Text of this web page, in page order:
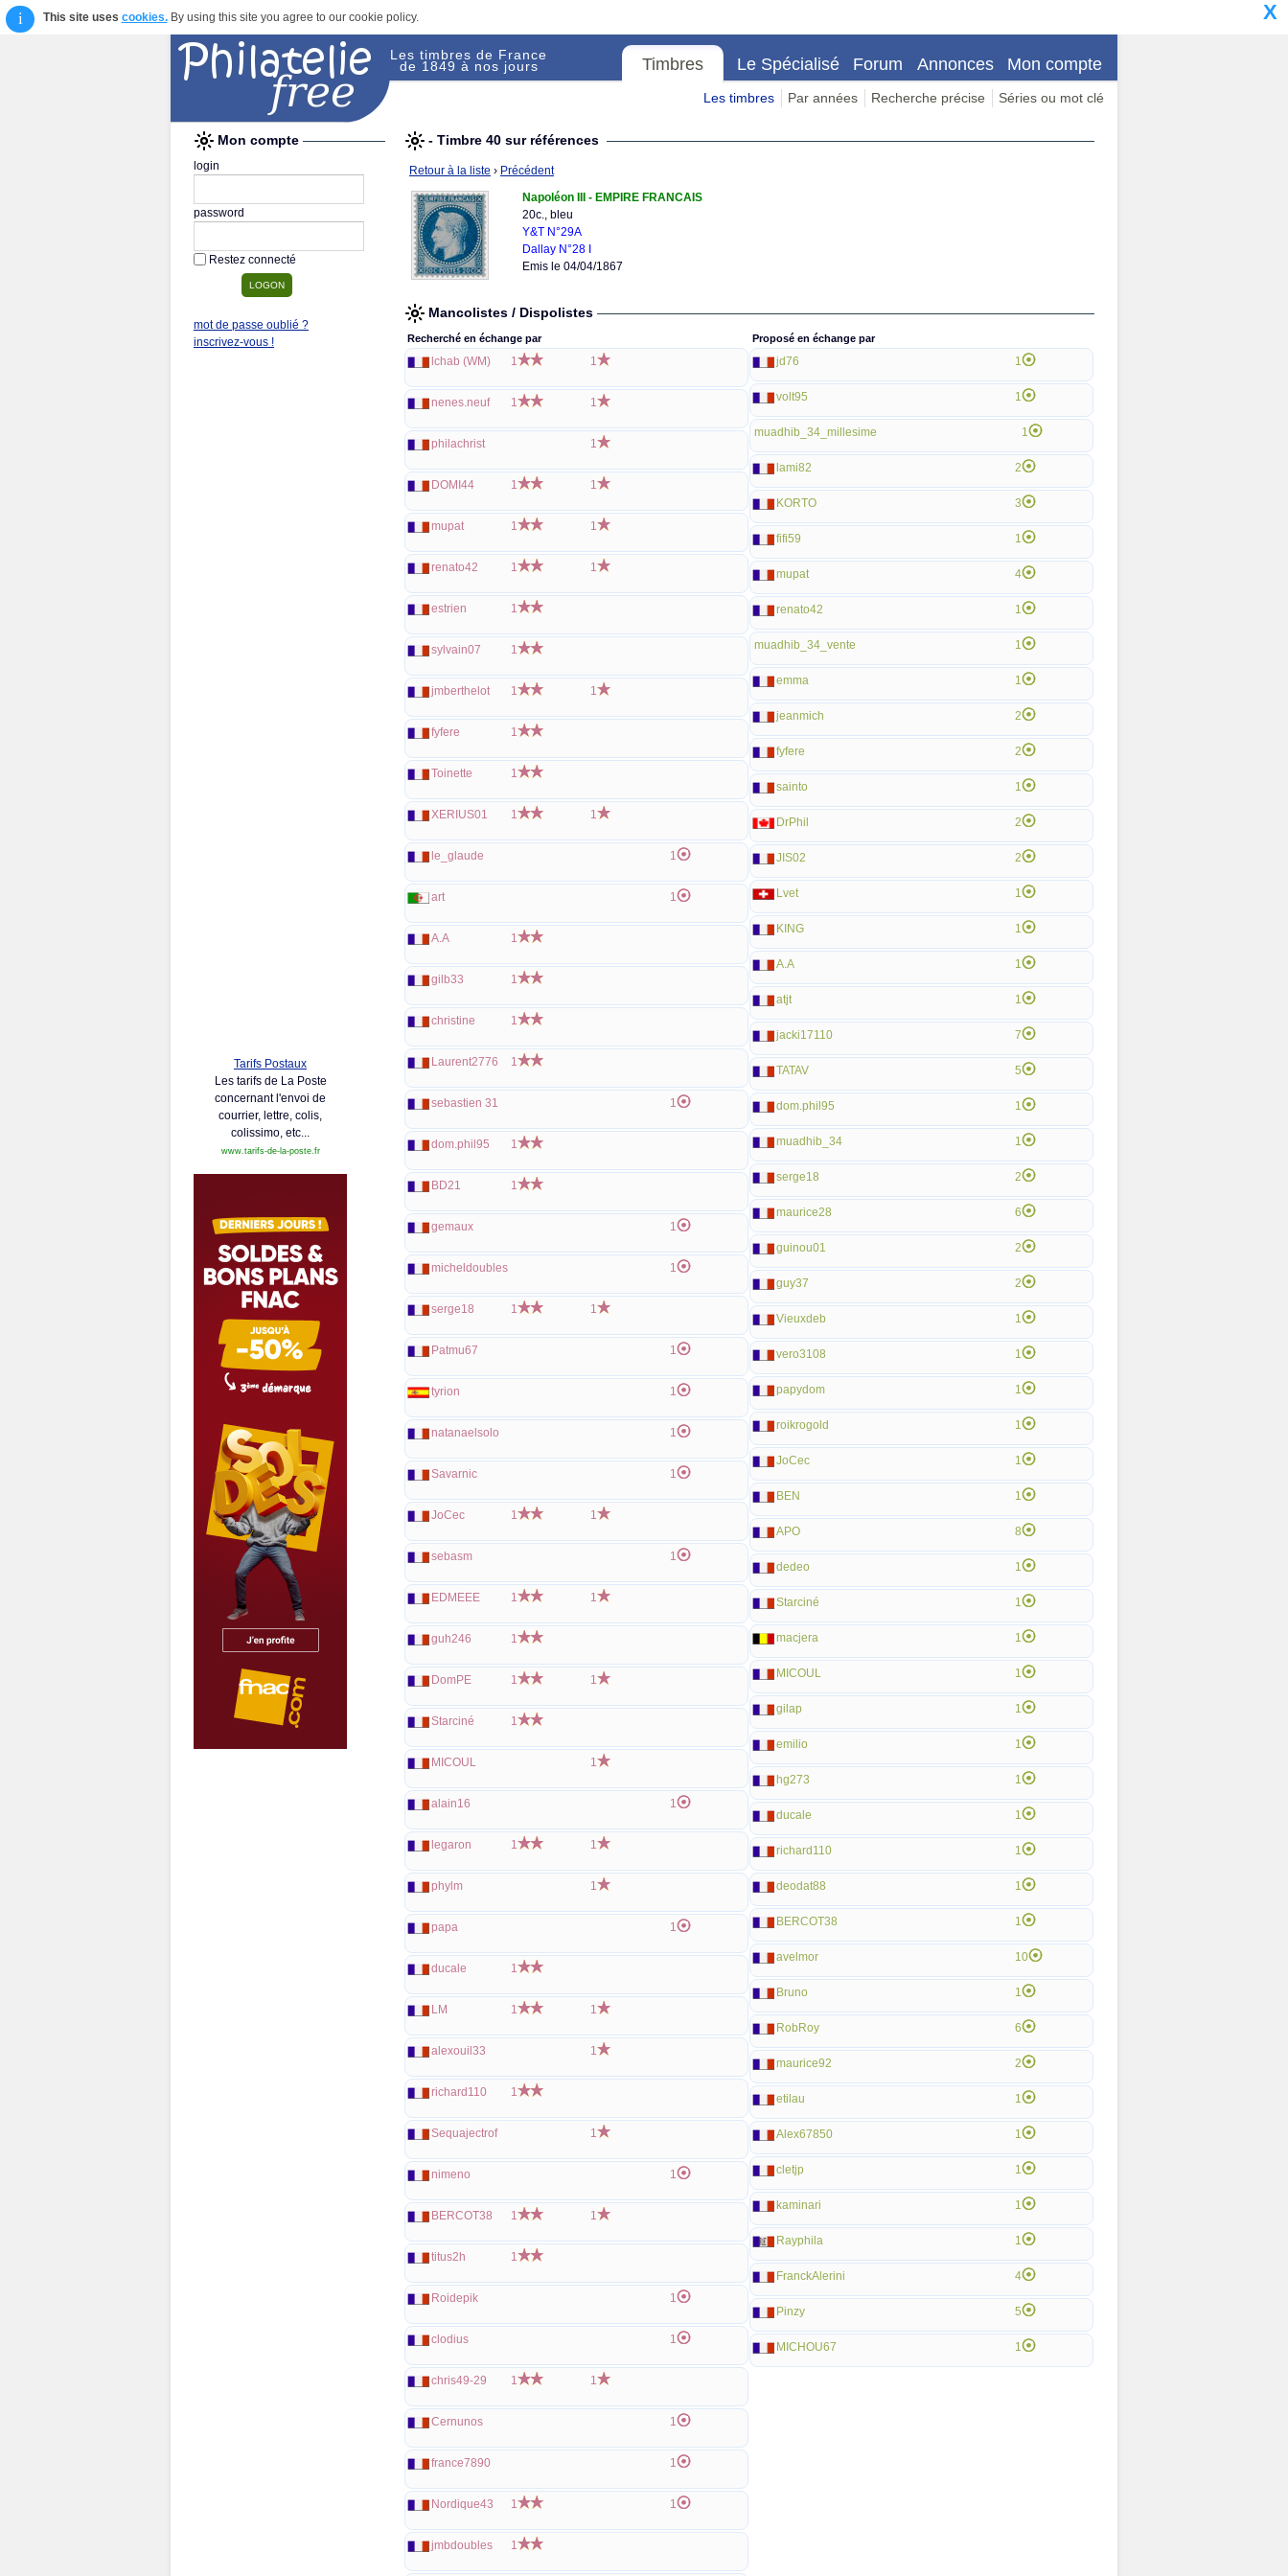
i This site uses cookies.By using this site you agree to our cookie policy. X
Les timbres de France
de 1849 à nos jours Timbres Le Spécialisé Forum Annonces Mon compte
Les timbres Par années Recherche précise Séries ou mot clé
Mon compte
login
password
Restez connecté
mot de passe oublié ?
inscrivez-vous !
Tarifs Postaux
Les tarifs de La Poste
concernant l'envoi de
courrier, lettre, colis,
colissimo, etc...
www.tarifs-de-la-poste.fr
- Timbre 40 sur références
Retour à la liste › Précédent
Napoléon III - EMPIRE FRANCAIS
20c., bleu
Y&T N°29A
Dallay N°28 I
Emis le 04/04/1867
Mancolistes / Dispolistes
Recherché en échange par
lchab (WM) 1 1
nenes.neuf 1 1
philachrist 1
DOMI44 1 1
mupat 1 1
renato42 1 1
estrien 1
sylvain07 1
jmberthelot 1 1
fyfere 1
Toinette 1
XERIUS01 1 1
le_glaude 1
art 1
A.A 1
gilb33 1
christine 1
Laurent2776 1
sebastien 31 1
dom.phil95 1
BD21 1
gemaux 1
micheldoubles 1
serge18 1 1
Patmu67 1
tyrion 1
natanaelsolo 1
Savarnic 1
JoCec 1 1
sebasm 1
EDMEEE 1 1
guh246 1
DomPE 1 1
Starciné 1
MICOUL 1
alain16 1
legaron 1 1
phylm 1
papa 1
ducale 1
LM 1 1
alexouil33 1
richard110 1
Sequajectrof 1
nimeno 1
BERCOT38 1 1
titus2h 1
Roidepik 1
clodius 1
chris49-29 1 1
Cernunos 1
france7890 1
Nordique43 1 1
jmbdoubles 1
Proposé en échange par
jd76 1
volt95 1
muadhib_34_millesime 1
lami82 2
KORTO 3
fifi59 1
mupat 4
renato42 1
muadhib_34_vente 1
emma 1
jeanmich 2
fyfere 2
sainto 1
DrPhil 2
JIS02 2
Lvet 1
KING 1
A.A 1
atjt 1
jacki17110 7
TATAV 5
dom.phil95 1
muadhib_34 1
serge18 2
maurice28 6
guinou01 2
guy37 2
Vieuxdeb 1
vero3108 1
papydom 1
roikrogold 1
JoCec 1
BEN 1
APO 8
dedeo 1
Starciné 1
macjera 1
MICOUL 1
gilap 1
emilio 1
hg273 1
ducale 1
richard110 1
deodat88 1
BERCOT38 1
avelmor 10
Bruno 1
RobRoy 6
maurice92 2
etilau 1
Alex67850 1
cletjp 1
kaminari 1
Rayphila 1
FranckAlerini 4
Pinzy 5
MICHOU67 1